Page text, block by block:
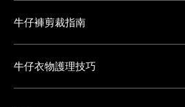
牛仔褲剪裁指南
牛仔衣物護理技巧